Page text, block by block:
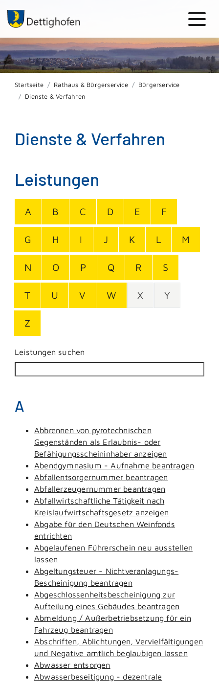
Startseite Rathaus & Bürgerservice
Bürgerservice
Dienste & Verfahren
Dienste & Verfahren
Leistungen
A B C D E F
G H I J K L M
N O P Q R S
T U V W X Y
Z
Leistungen suchen
A
Abbrennen von pyrotechnischen
Gegenständen als Erlaubnis- oder
Befähigungsscheininhaber anzeigen
Abendgymnasium - Aufnahme beantragen
Abfallentsorgernummer beantragen
Abfallerzeugernummer beantragen
Abfallwirtschaftliche Tätigkeit nach
Kreislaufwirtschaftsgesetz anzeigen
Abgabe für den Deutschen Weinfonds
entrichten
Abgelaufenen Führerschein neu ausstellen
lassen
Abgeltungsteuer - Nichtveranlagungs-
Bescheinigung beantragen
Abgeschlossenheitsbescheinigung zur
Aufteilung eines Gebäudes beantragen
Abmeldung / Außerbetriebsetzung für ein
Fahrzeug beantragen
Abschriften, Ablichtungen, Vervielfältigungen
und Negative amtlich beglaubigen lassen
Abwasser entsorgen
Abwasserbeseitigung - dezentrale